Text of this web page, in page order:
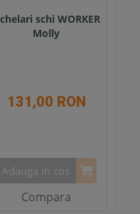
schi WORKER
Molly
131,00 RON
Adauga in cos
Compara